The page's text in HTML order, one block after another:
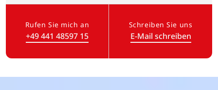
Rufen Sie mich an
+49 441 48597 15(Link öffnet in neuem Tab)
Schreiben Sie uns
E-Mail schreiben